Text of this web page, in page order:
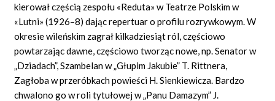
kierował częścią zespołu «Reduta» w Teatrze Polskim w
«Lutni» (1926–8) dając repertuar o profilu rozrywkowym. W
okresie wileńskim zagrał kilkadziesiąt ról, częściowo
powtarzając dawne, częściowo tworząc nowe, np. Senator w
„Dziadach”, Szambelan w „Głupim Jakubie” T. Rittnera,
Zagłoba w przeróbkach powieści H. Sienkiewicza. Bardzo
chwalono go w roli tytułowej w „Panu Damazym” J.